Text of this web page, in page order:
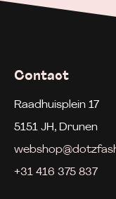
Contact
Raadhuisplein 17
5151 JH, Drunen
+31 416 375 837